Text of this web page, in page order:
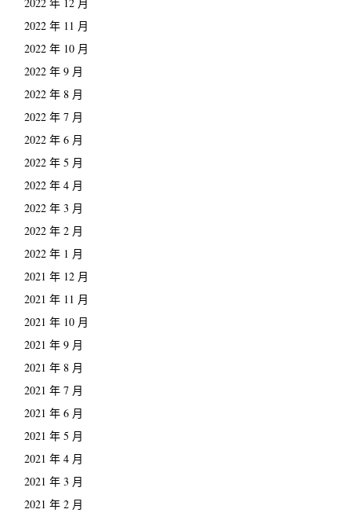
2022 年 11 月
2022 年 10 月
2022 年 9 月
2022 年 8 月
2022 年 7 月
2022 年 6 月
2022 年 5 月
2022 年 4 月
2022 年 3 月
2022 年 2 月
2022 年 1 月
2021 年 12 月
2021 年 11 月
2021 年 10 月
2021 年 9 月
2021 年 8 月
2021 年 7 月
2021 年 6 月
2021 年 5 月
2021 年 4 月
2021 年 3 月
2021 年 2 月